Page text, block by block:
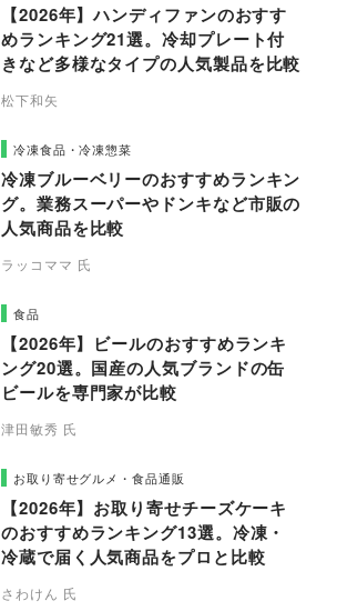
【2026年】ハンディファンのおすす
めランキング21選。冷却プレート付
きなど多様なタイプの人気製品を比較
松下和矢
冷凍食品・冷凍惣菜
冷凍ブルーベリーのおすすめランキン
グ。業務スーパーやドンキなど市販の
人気商品を比較
ラッコママ 氏
食品
【2026年】ビールのおすすめランキ
ング20選。国産の人気ブランドの缶
ビールを専門家が比較
津田敏秀 氏
お取り寄せグルメ・食品通販
【2026年】お取り寄せチーズケーキ
のおすすめランキング13選。冷凍・
冷蔵で届く人気商品をプロと比較
さわけん 氏